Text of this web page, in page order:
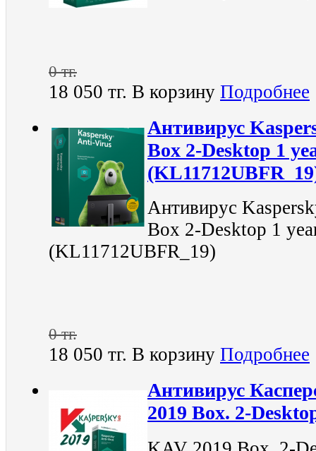
0 тг.
18 050 тг. В корзину Подробнее
Антивирус
Box 2-Desktop 1
Антивирус
Box 2-Desktop 1
(KL11712UBFR_19)
0 тг.
18 050 тг. В корзину Подробнее
Антивирус
2019 Box. 2-